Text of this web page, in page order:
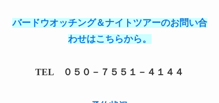
バードウオッチング＆ナイトツアーのお問い合
わせはこちらから。
TEL ０５０－７５５１－４１４４